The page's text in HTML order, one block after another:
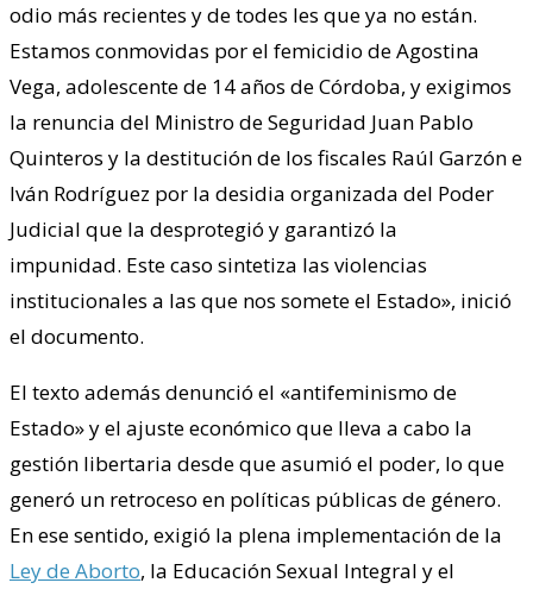
odio más recientes y de todes les que ya no están.
Estamos conmovidas por el femicidio de Agostina
Vega, adolescente de 14 años de Córdoba, y exigimos
la renuncia del Ministro de Seguridad Juan Pablo
Quinteros y la destitución de los fiscales Raúl Garzón e
Iván Rodríguez por la desidia organizada del Poder
Judicial que la desprotegió y garantizó la
impunidad. Este caso sintetiza las violencias
institucionales a las que nos somete el Estado», inició
el documento.
El texto además denunció el «antifeminismo de
Estado» y el ajuste económico que lleva a cabo la
gestión libertaria desde que asumió el poder, lo que
generó un retroceso en políticas públicas de género.
En ese sentido, exigió la plena implementación de la
Ley de Aborto, la Educación Sexual Integral y el